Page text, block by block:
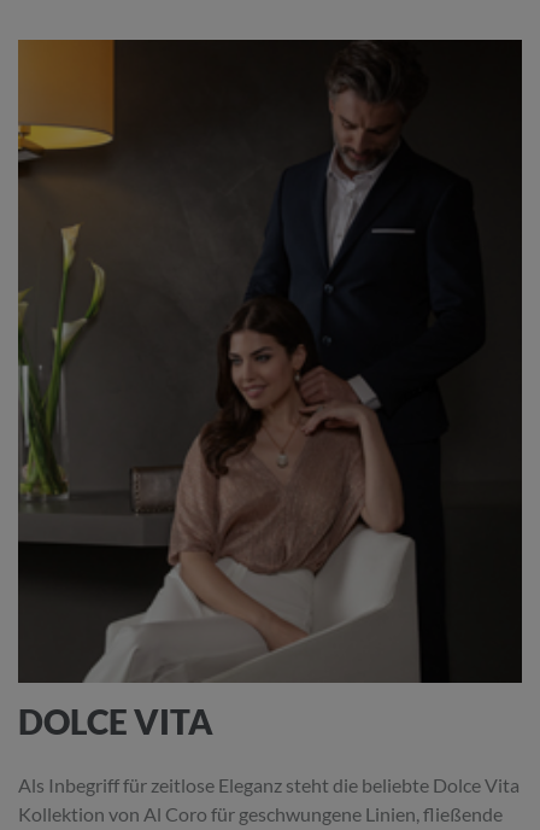
DOLCE VITA
Als Inbegriff für zeitlose Eleganz steht die beliebte Dolce Vita
Kollektion von Al Coro für geschwungene Linien, fließende